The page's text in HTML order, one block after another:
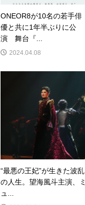
ONEOR8が10名の若手俳
優と共に1年半ぶりに公
演 舞台『...
2024.04.08
“最悪の王妃”が生きた波乱
の人生。望海風斗主演、ミ
ュ...